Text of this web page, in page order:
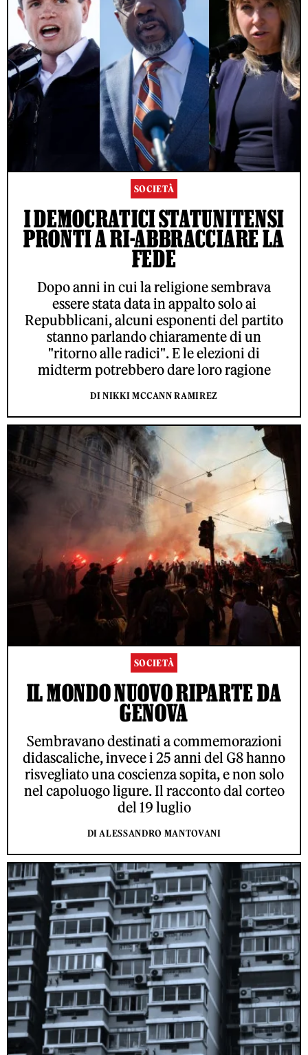
SOCIETÀ
I DEMOCRATICI STATUNITENSI
PRONTI A RI-ABBRACCIARE LA
FEDE
Dopo anni in cui la religione sembrava
essere stata data in appalto solo ai
Repubblicani, alcuni esponenti del partito
stanno parlando chiaramente di un
"ritorno alle radici". E le elezioni di
midterm potrebbero dare loro ragione
DI NIKKI MCCANN RAMIREZ
SOCIETÀ
IL MONDO NUOVO RIPARTE DA
GENOVA
Sembravano destinati a commemorazioni
didascaliche, invece i 25 anni del G8 hanno
risvegliato una coscienza sopita, e non solo
nel capoluogo ligure. Il racconto dal corteo
del 19 luglio
DI ALESSANDRO MANTOVANI